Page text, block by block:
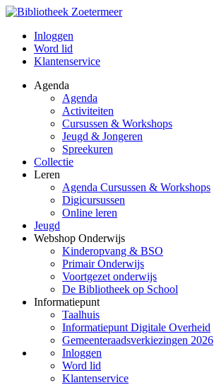
Inloggen
Word lid
Klantenservice
Agenda
Agenda
Activiteiten
Cursussen & Workshops
Jeugd & Jongeren
Spreekuren
Collectie
Leren
Agenda Cursussen & Workshops
Digicursussen
Online leren
Jeugd
Webshop Onderwijs
Kinderopvang & BSO
Primair Onderwijs
Voortgezet onderwijs
De Bibliotheek op School
Informatiepunt
Taalhuis
Informatiepunt Digitale Overheid
Gemeenteraadsverkiezingen 2026
Inloggen
Word lid
Klantenservice